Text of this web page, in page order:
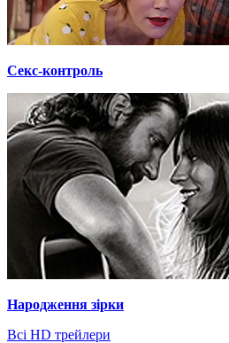
Секс-контроль
Народження зірки
Всі HD трейлери